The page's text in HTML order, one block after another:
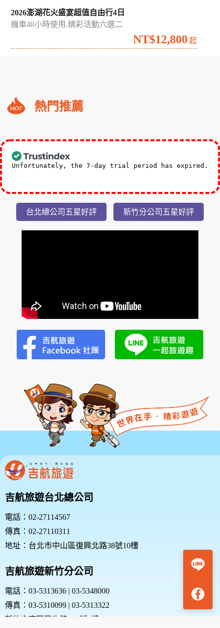
2026澎湖花火盛宴超值自由行4日
機車48小時使用.精彩活動六選二
NT$12,800 起
熱門推薦
來
潭
NT$ 3,588
Unfortunately, the 7-day trial period has expired.
台北總公司五星好評 新竹分公司五星好評
吉航旅遊台北總公司
電話：02-27114567
傳真：02-27110311
地址：台北市中山區復興北路38號10樓
吉航旅遊新竹分公司
電話：03-5313636 | 03-5348000
傳真：03-5310099 | 03-5313322
新竹市東區民生路187號1樓